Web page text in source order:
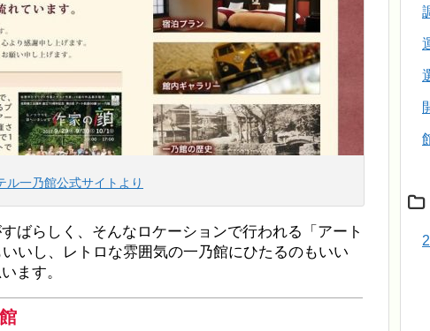
ル一乃館公式サイトより
ばらしく、そんなロケーションで行われる「アート
いし、レトロな雰囲気の一乃館にひたるのもいい
ます。